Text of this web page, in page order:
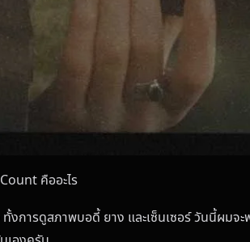
คืออะไร
งการดูสภาพบอดี้ ยาง และเซ็นเซอร์ วันนี้ผมจ